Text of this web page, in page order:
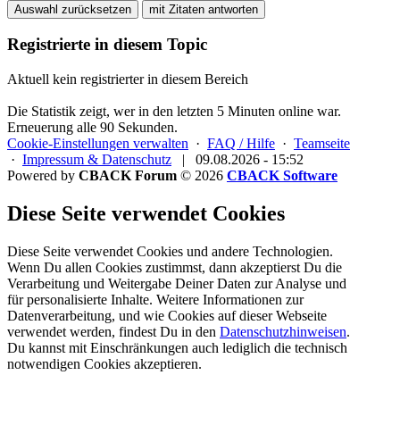
Auswahl zurücksetzen mit Zitaten antworten
Registrierte in diesem Topic
Aktuell kein registrierter in diesem Bereich
Die Statistik zeigt, wer in den letzten 5 Minuten online war.
Erneuerung alle 90 Sekunden.
Cookie-Einstellungen verwalten · FAQ / Hilfe · Teamseite
· Impressum & Datenschutz |
09.08.2026 - 15:52
Powered by CBACK Forum © 2026 CBACK Software
Diese Seite verwendet Cookies
Diese Seite verwendet Cookies und andere Technologien.
Wenn Du allen Cookies zustimmst, dann akzeptierst Du die
Verarbeitung und Weitergabe Deiner Daten zur Analyse und
für personalisierte Inhalte. Weitere Informationen zur
Datenverarbeitung, und wie Cookies auf dieser Webseite
verwendet werden, findest Du in den Datenschutzhinweisen.
Du kannst mit Einschränkungen auch lediglich die technisch
notwendigen Cookies akzeptieren.